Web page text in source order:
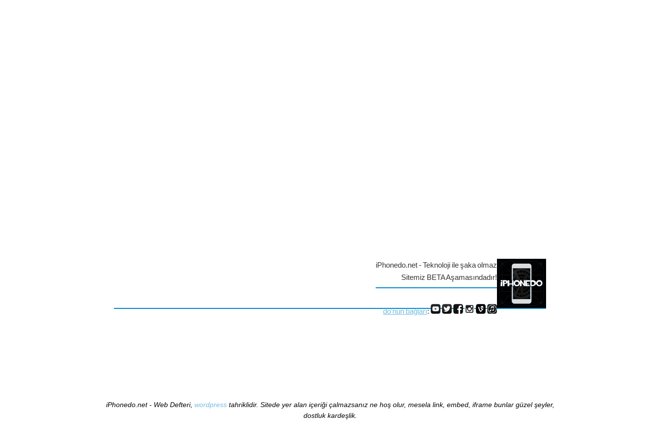
iPhonedo.net - Teknoloji ile şaka olmaz
Sitemiz BETA Aşamasındadır!
do'nun bağları:
iPhonedo.net - Web Defteri, wordpresstahriklidir. Sitede yer alan içeriği çalmazsanız ne hoş olur, mesela link, embed, iframe bunlar güzel şeyler,
dostluk kardeşlik.